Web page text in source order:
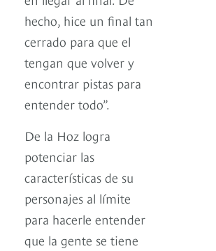
hecho, hice un final tan
cerrado para que el
tengan que volver y
encontrar pistas para
entender todo”.
De la Hoz logra
potenciar las
características de su
personajes al límite
para hacerle entender
que la gente se tiene